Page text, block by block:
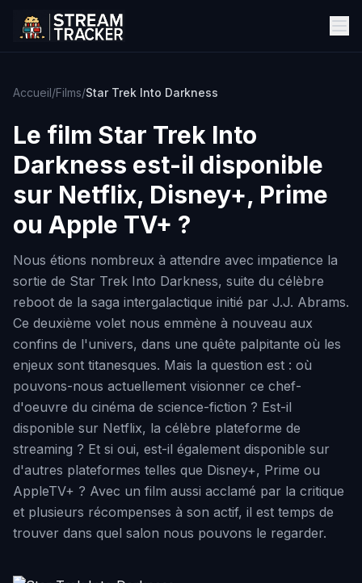
Accueil/Films/Star Trek Into Darkness
Le film Star Trek Into
Darkness est-il disponible
sur Netflix, Disney+, Prime
ou Apple TV+ ?
Nous étions nombreux à attendre avec impatience la
sortie de Star Trek Into Darkness, suite du célèbre
reboot de la saga intergalactique initié par J.J. Abrams.
Ce deuxième volet nous emmène à nouveau aux
confins de l'univers, dans une quête palpitante où les
enjeux sont titanesques. Mais la question est : où
pouvons-nous actuellement visionner ce chef-
d'oeuvre du cinéma de science-fiction ? Est-il
disponible sur Netflix, la célèbre plateforme de
streaming ? Et si oui, est-il également disponible sur
d'autres plateformes telles que Disney+, Prime ou
AppleTV+ ? Avec un film aussi acclamé par la critique
et plusieurs récompenses à son actif, il est temps de
trouver dans quel salon nous pouvons le regarder.